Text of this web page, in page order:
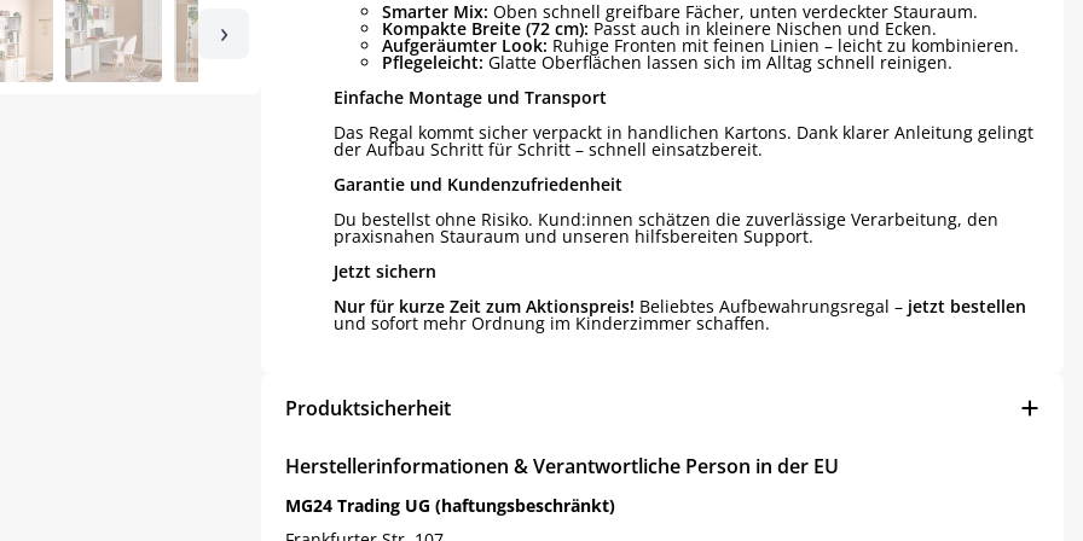
› Smarter Mix: Oben schnell greifbare Fächer, unten verdeckter Stauraum.
Kompakte Breite (72 cm): Passt auch in kleinere Nischen und Ecken.
Aufgeräumter Look: Ruhige Fronten mit feinen Linien – leicht zu kombinieren.
Pflegeleicht: Glatte Oberflächen lassen sich im Alltag schnell reinigen.
Einfache Montage und Transport
Das Regal kommt sicher verpackt in handlichen Kartons. Dank klarer Anleitung gelingt
der Aufbau Schritt für Schritt – schnell einsatzbereit.
Garantie und Kundenzufriedenheit
Du bestellst ohne Risiko. Kund:innen schätzen die zuverlässige Verarbeitung, den
praxisnahen Stauraum und unseren hilfsbereiten Support.
Jetzt sichern
Nur für kurze Zeit zum Aktionspreis! Beliebtes Aufbewahrungsregal – jetzt bestellen
und sofort mehr Ordnung im Kinderzimmer schaffen.
Produktsicherheit
Herstellerinformationen & Verantwortliche Person in der EU
MG24 Trading UG (haftungsbeschränkt)